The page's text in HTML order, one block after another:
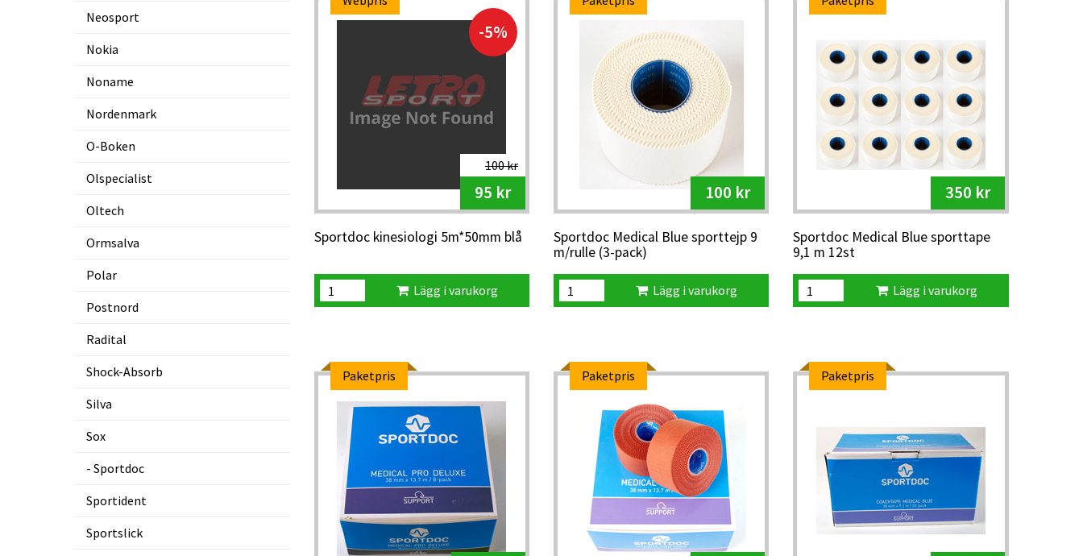
Neosport
Nokia
Noname
Nordenmark
O-Boken
Olspecialist
Oltech
Ormsalva
Polar
Postnord
Radital
Shock-Absorb
Silva
Sox
Sportdoc
Sportident
Sportslick
-5%
100 kr
95 kr
Sportdoc kinesiologi 5m*50mm blå
Lägg i varukorg
100 kr
Sportdoc Medical Blue sporttejp 9
m/rulle (3-pack)
Lägg i varukorg
350 kr
Sportdoc Medical Blue sporttape
9,1 m 12st
Lägg i varukorg
Paketpris Paketpris Paketpris